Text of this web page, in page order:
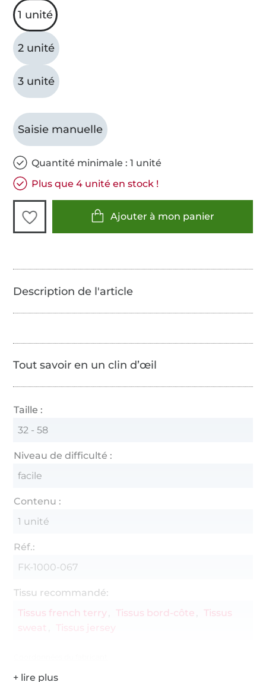
1 unité
2 unité
3 unité
Saisie manuelle
Quantité minimale : 1 unité
Plus que 4 unité en stock !
Ajouter à mon panier
Tout savoir en un clin d’œil
Taille :
32 - 58
Niveau de difficulté :
facile
Contenu :
1 unité
Réf.:
FK-1000-067
Tissu recommandé:
Tissus french terry
Tissus bord-côte
Tissus
sweat
Tissus jersey